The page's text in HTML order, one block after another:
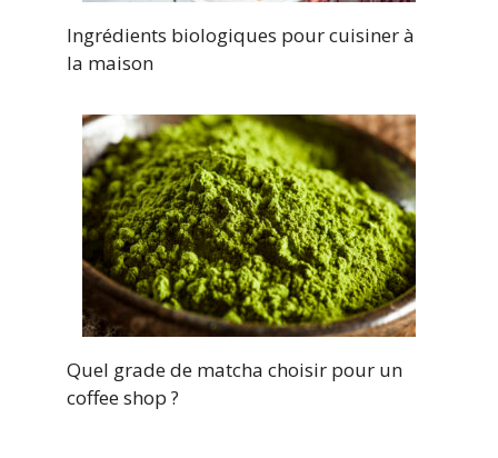
Ingrédients biologiques pour cuisiner à
la maison
Quel grade de matcha choisir pour un
coffee shop ?